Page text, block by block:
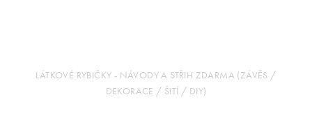
LÁTKOVÉ RYBIČKY - NÁVODY A STŘIH ZDARMA (ZÁVĚS /
DEKORACE / ŠITÍ / DIY)